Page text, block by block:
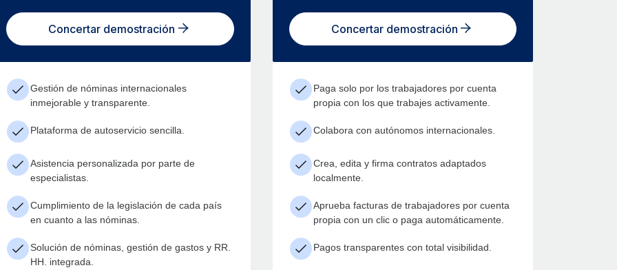
Concertar demostración
Gestión de nóminas internacionales
inmejorable y transparente.
Plataforma de autoservicio sencilla.
Asistencia personalizada por parte de
especialistas.
Cumplimiento de la legislación de cada país
en cuanto a las nóminas.
Solución de nóminas, gestión de gastos y RR.
HH. integrada.
Concertar demostración
Paga solo por los trabajadores por cuenta
propia con los que trabajes activamente.
Colabora con autónomos internacionales.
Crea, edita y firma contratos adaptados
localmente.
Aprueba facturas de trabajadores por cuenta
propia con un clic o paga automáticamente.
Pagos transparentes con total visibilidad.